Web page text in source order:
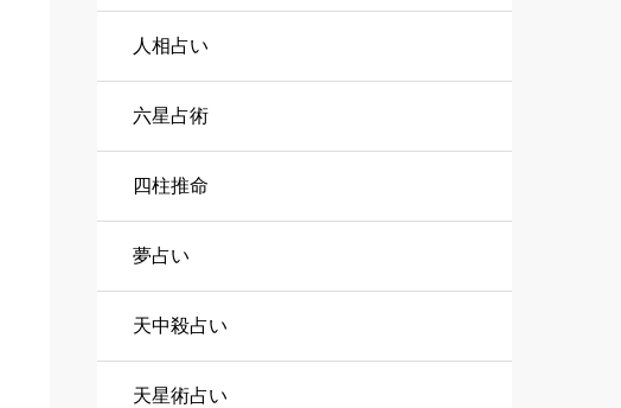
人相占い
六星占術
四柱推命
夢占い
天中殺占い
天星術占い